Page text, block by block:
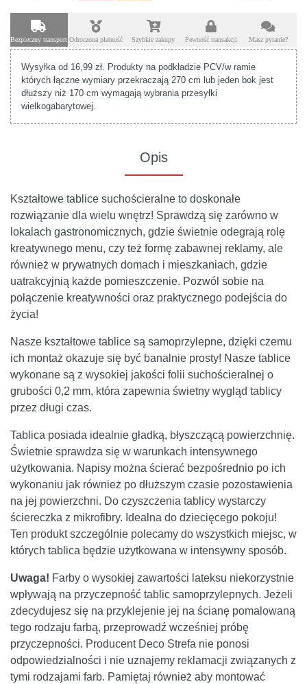
Bezpieczny transport Odroczona płatność Szybkie zakupy Pewność transakcji Masz pytanie?
Wysyłka od 16,99 zł. Produkty na podkładzie PCV/w ramie
których łączne wymiary przekraczają 270 cm lub jeden bok jest
dłuższy niż 170 cm wymagają wybrania przesyłki
wielkogabarytowej.
Opis
Kształtowe tablice suchościeralne to doskonałe
rozwiązanie dla wielu wnętrz! Sprawdzą się zarówno w
lokalach gastronomicznych, gdzie świetnie odegrają rolę
kreatywnego menu, czy też formę zabawnej reklamy, ale
również w prywatnych domach i mieszkaniach, gdzie
uatrakcyjnią każde pomieszczenie. Pozwól sobie na
połączenie kreatywności oraz praktycznego podejścia do
życia!
Nasze kształtowe tablice są samoprzylepne, dzięki czemu
ich montaż okazuje się być banalnie prosty! Nasze tablice
wykonane są z wysokiej jakości folii suchościeralnej o
grubości 0,2 mm, która zapewnia świetny wygląd tablicy
przez długi czas.
Tablica posiada idealnie gładką, błyszczącą powierzchnię.
Świetnie sprawdza się w warunkach intensywnego
użytkowania. Napisy można ścierać bezpośrednio po ich
wykonaniu jak również po dłuższym czasie pozostawienia
na jej powierzchni. Do czyszczenia tablicy wystarczy
ściereczka z mikrofibry. Idealna do dziecięcego pokoju!
Ten produkt szczególnie polecamy do wszystkich miejsc, w
których tablica będzie użytkowana w intensywny sposób.
Uwaga! Farby o wysokiej zawartości lateksu niekorzystnie
wpływają na przyczepność tablic samoprzylepnych. Jeżeli
zdecydujesz się na przyklejenie jej na ścianę pomalowaną
tego rodzaju farbą, przeprowadź wcześniej próbę
przyczepności. Producent Deco Strefa nie ponosi
odpowiedzialności i nie uznajemy reklamacji związanych z
tymi rodzajami farb. Pamiętaj również aby montować